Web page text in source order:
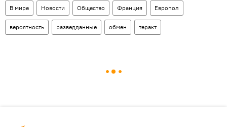
В мире Новости Общество Франция Европол
вероятность разведданные обмен теракт